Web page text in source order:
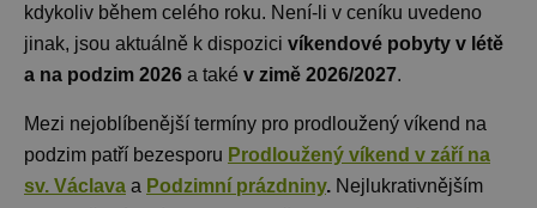
kdykoliv během celého roku. Není-li v ceníku uvedeno
jinak, jsou aktuálně k dispozici víkendové pobyty v létě
a na podzim 2026 a také v zimě 2026/2027.
Mezi nejoblíbenější termíny pro prodloužený víkend na
podzim patří bezesporu Prodloužený víkend v září na
sv. Václava a Podzimní prázdniny. Nejlukrativnějším